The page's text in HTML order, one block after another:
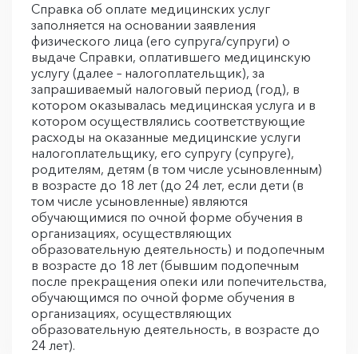
Справка об оплате медицинских услуг
заполняется на основании заявления
физического лица (его супруга/супруги) о
выдаче Справки, оплатившего медицинскую
услугу (далее – налогоплательщик), за
запрашиваемый налоговый период (год), в
котором оказывалась медицинская услуга и в
котором осуществлялись соответствующие
расходы на оказанные медицинские услуги
налогоплательщику, его супругу (супруге),
родителям, детям (в том числе усыновленным)
в возрасте до 18 лет (до 24 лет, если дети (в
том числе усыновленные) являются
обучающимися по очной форме обучения в
организациях, осуществляющих
образовательную деятельность) и подопечным
в возрасте до 18 лет (бывшим подопечным
после прекращения опеки или попечительства,
обучающимся по очной форме обучения в
организациях, осуществляющих
образовательную деятельность, в возрасте до
24 лет).